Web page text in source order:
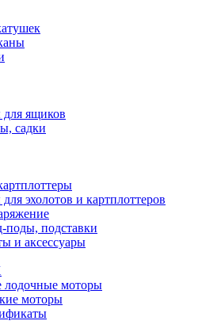
для ящиков
садки
эхолотов и картплоттеров
поды, подставки
и аксессуары
лодочные моторы
моторы